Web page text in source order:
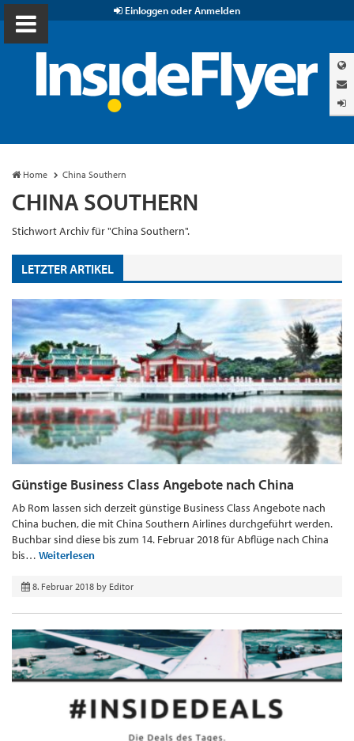
Einloggen oder Anmelden
Home China Southern
CHINA SOUTHERN
Stichwort Archiv für "China Southern".
LETZTER ARTIKEL
Günstige Business Class Angebote nach China
Ab Rom lassen sich derzeit günstige Business Class Angebote nach
China buchen, die mit China Southern Airlines durchgeführt werden.
Buchbar sind diese bis zum 14. Februar 2018 für Abflüge nach China
bis… Weiterlesen
8. Februar 2018 by Editor